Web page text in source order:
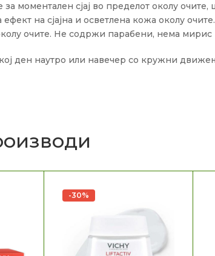
моментален сјај во пределот околу
на сјајна и осветлена кожа околу
очите. Не содржи парабени, нема
ден наутро или навечер со кружни
-30%